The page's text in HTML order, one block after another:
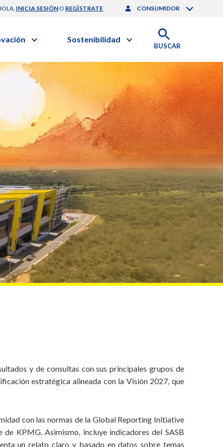
INICIA SESIÓNO REGÍSTRATE CONSUMIDOR
Clínica
y Desarrollo
de Salud | EurON Pro
Sostenibilidad
Corporativo
Ambiente
Compartida
Financiero
BUSCAR
y de consultas con sus principales grupos de
estratégica alineada con la Visión 2027, que
con las normas de la Global Reporting Initiative
KPMG. Asimismo, incluye indicadores del SASB
un relato claro y basado en datos sobre temas